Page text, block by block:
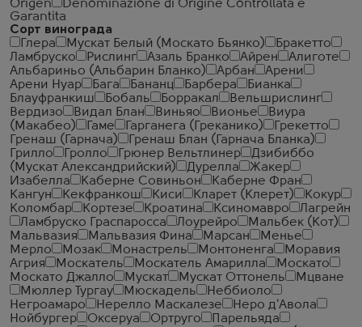
Origen
Denominazione di Origine Controllata e
Garantita
Сорт винограда
Глера
Мускат Белый (Москато Бьянко)
Бракетто
Ламбруско
Рислинг Азаль Бранко Айрен
Алиготе
Альбариньо (Альбарин Бланко)
Арбан
Арени
Арени Нуар
Бага Бананц Барбера
Бианка
Блауфранкиш
Бобаль Борракал
Вельшрислинг
Вердизо
Видал Блан Виньяо Вионье
Виура
(Макабео)
Гаме Гарганега (Греканико)
Грекетто
Гренаш (Гарнача)
Гренаш Блан (Гарнача Бланка)
Грилло
Гролло Грюнер Вельтлинер
Дзибиббо
(Мускат Александрийский)
Дурелла
Жакер
Изабелла
Каберне Совиньон
Каберне Фран
Кангун
Кекфранкош Киси Кларет (Клерет)
Кокур
Коломбар
Кортезе Кроатина Ксиномавро
Лагрейн
Ламбруско Граспаросса
Лоурейро
Мальбек (Кот)
Мальвазия
Мальвазия Фина Марсан
Менье
Мерло
Мозак Монастрель Монтоненга
Моравия
Агрия
Москатель Москатель Амарилла
Москато
Москато Джалло
Мускат Мускат Оттонель
Мцване
Мюллер Тургау
Мюскадель
Неббиоло
Негроамаро
Нерелло Маскалезе
Неро д'Авола
Нойбургер
Оксеруа Ортруго
Парельяда